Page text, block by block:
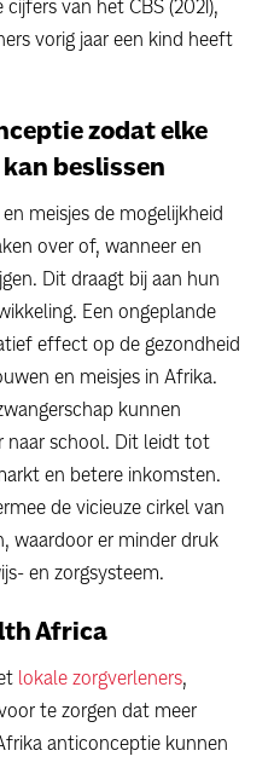
van het CBS (2021),
vorig jaar een kind heeft
zodat elke
beslissen
meisjes de mogelijkheid
over of, wanneer en
Dit draagt bij aan hun
Een ongeplande
effect op de gezondheid
en meisjes in Afrika.
kunnen
naar school. Dit leidt tot
en betere inkomsten.
de vicieuze cirkel van
waardoor er minder druk
en zorgsysteem.
Africa
lokale zorgverleners,
te zorgen dat meer
anticonceptie kunnen